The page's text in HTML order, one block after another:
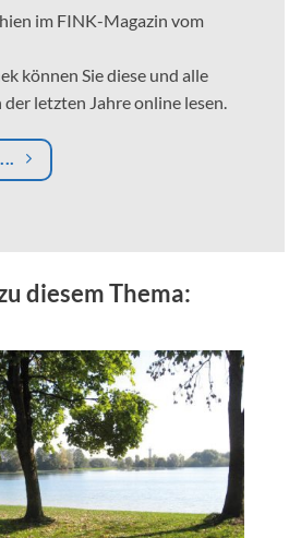
im FINK-Magazin vom
können Sie diese und alle
letzten Jahre online lesen.
diesem Thema: